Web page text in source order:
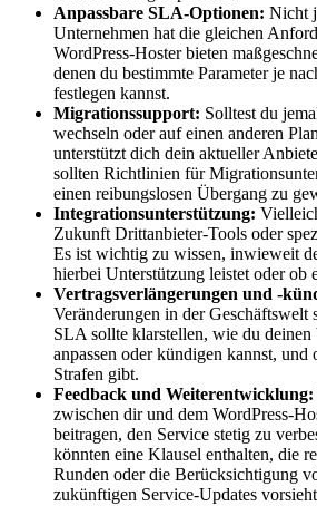
Anpassbare SLA-Optionen: Nicht
Unternehmen hat die gleichen
WordPress-Hoster bieten
denen du bestimmte Parameter je
festlegen kannst.
Migrationssupport: Solltest du
wechseln oder auf einen anderen
unterstützt dich dein aktueller
sollten Richtlinien für
einen reibungslosen Übergang zu
Integrationsunterstützung:
Zukunft Drittanbieter-Tools oder
Es ist wichtig zu wissen, inwieweit
hierbei Unterstützung leistet oder ob
Vertragsverlängerungen und -
Veränderungen in der
SLA sollte klarstellen, wie du deinen
anpassen oder kündigen kannst, und
Strafen gibt.
Feedback und Weiterentwicklung:
zwischen dir und dem WordPress-
beitragen, den Service stetig zu
könnten eine Klausel enthalten, die
Runden oder die Berücksichtigung
zukünftigen Service-Updates